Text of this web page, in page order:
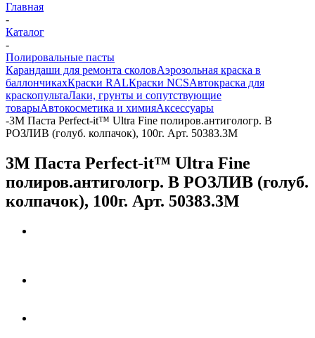
Главная
-
Каталог
-
Полировальные пасты
Карандаши для ремонта сколовАэрозольная краска в
баллончикахКраски RALКраски NCSАвтокраска для
краскопультаЛаки, грунты и сопутствующие
товарыАвтокосметика и химияАксессуары
-3М Паста Perfect-it™ Ultra Fine полиров.антигологр. В
РОЗЛИВ (голуб. колпачок), 100г. Арт. 50383.3M
3М Паста Perfect-it™ Ultra Fine
полиров.антигологр. В РОЗЛИВ (голуб.
колпачок), 100г. Арт. 50383.3M